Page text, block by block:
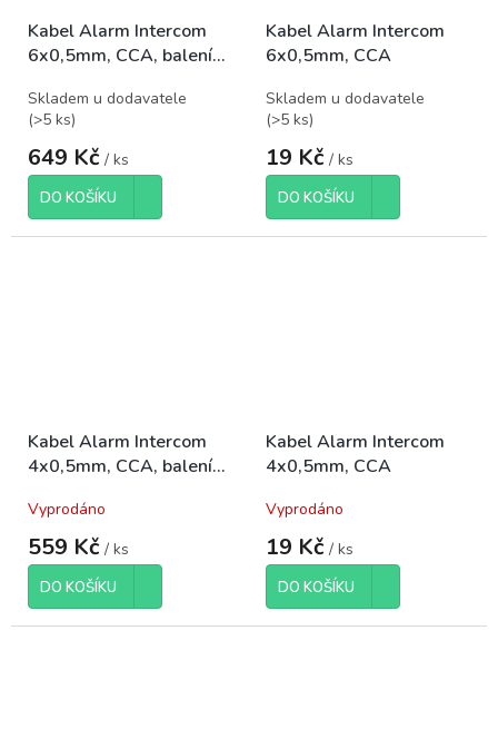
Kabel Alarm Intercom
6x0,5mm, CCA, balení
Skladem u dodavatele
(>5 ks)
649 Kč / ks
DO KOŠÍKU
Kabel Alarm Intercom
6x0,5mm, CCA
Skladem u dodavatele
(>5 ks)
19 Kč / ks
DO KOŠÍKU
Kabel Alarm Intercom
4x0,5mm, CCA, balení
Vyprodáno
559 Kč / ks
DO KOŠÍKU
Kabel Alarm Intercom
4x0,5mm, CCA
Vyprodáno
19 Kč / ks
DO KOŠÍKU